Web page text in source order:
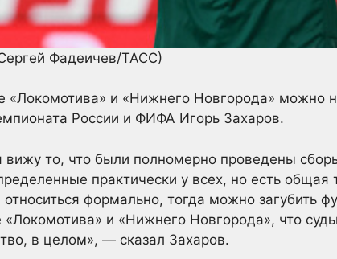
Фадеичев/ТАСС)
«Локомотива» и «Нижнего Новгорода» можно
России и ФИФА Игорь Захаров.
вижу то, что были полномерно проведены
практически у всех, но есть общая
формально, тогда можно загубить
«Локомотива» и «Нижнего Новгорода», что
в целом», — сказал Захаров.